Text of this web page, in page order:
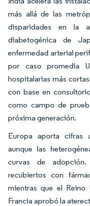
más allá de las
disparidades en la
diabetogénica de
enfermedad arterial
por caso promedia
hospitalarias más
con base en
como campo de
próxima generación.
Europa aporta cifras
aunque las
curvas de adopción.
recubiertos con
mientras que el Reino
Francia aprobó la